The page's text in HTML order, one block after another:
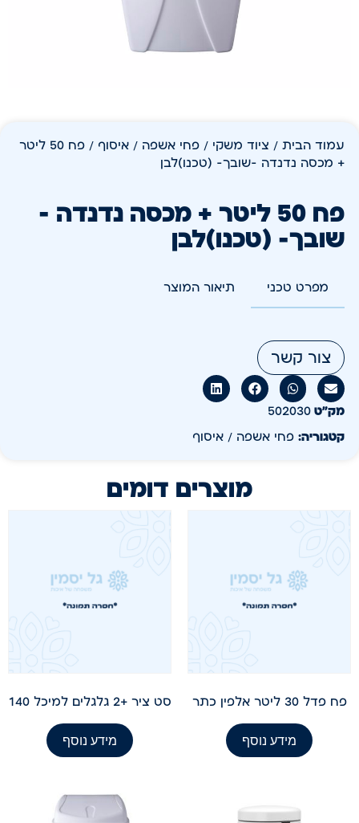
עמוד הבית / ציוד משקי / פחי אשפה / איסוף
/ פח 50 ליטר
+ מכסה נדנדה -שובך- (טכנו)לבן
פח 50 ליטר + מכסה נדנדה -
שובך- (טכנו)לבן
מפרט טכני תיאור המוצר
צור קשר
מק״ט 502030
קטגוריה: פחי אשפה / איסוף
מוצרים דומים
פח פדל 30 ליטר אלפין כתר
מידע נוסף
סט ציר +2 גלגלים למיכל 140
מידע נוסף